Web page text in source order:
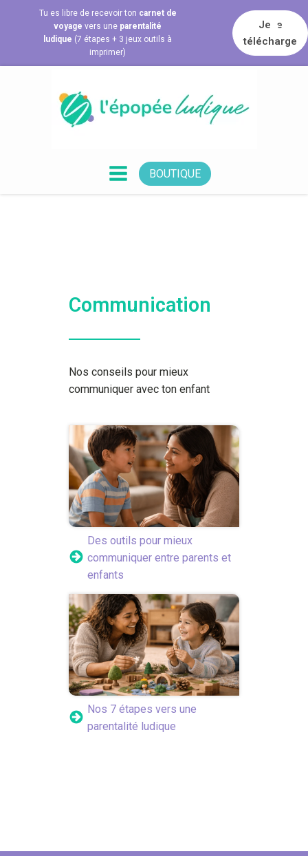
Tu es libre de recevoir ton carnet de
voyage vers une parentalité
ludique (7 étapes + 3 jeux outils à
imprimer)
Je le
télécharge
BOUTIQUE
Communication
Nos conseils pour mieux
communiquer avec ton enfant
Des outils pour mieux
communiquer entre parents et
enfants
Nos 7 étapes vers une
parentalité ludique